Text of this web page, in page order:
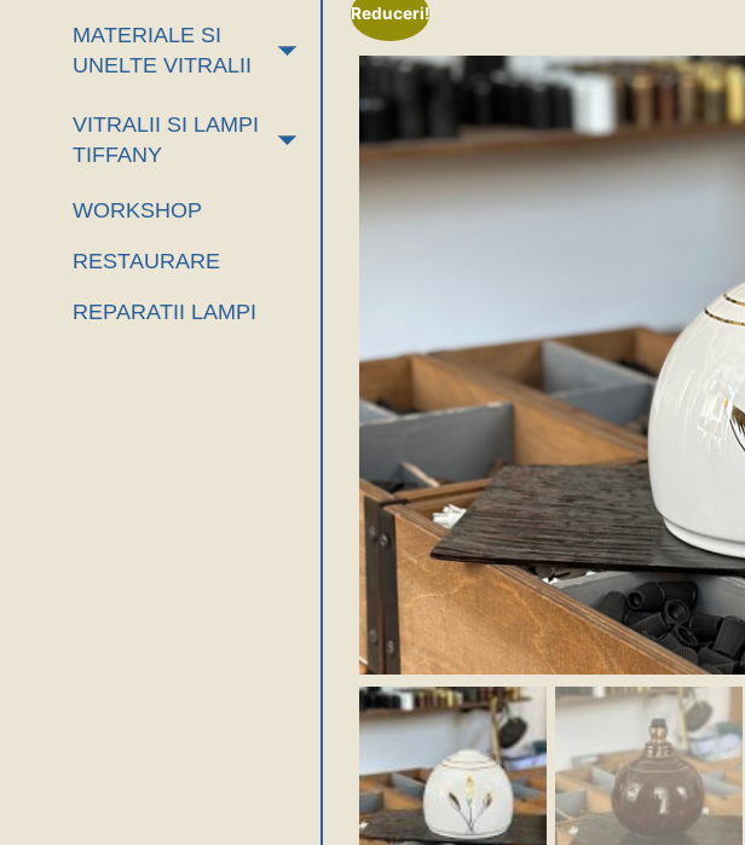
+
MATERIALE SI
UNELTE VITRALII
+
VITRALII SI LAMPI
TIFFANY
WORKSHOP
RESTAURARE
REPARATII LAMPI
Reduceri!